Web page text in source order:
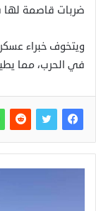
ضربات قاصمة لها
ويتخوف خبراء
في الحرب، مما